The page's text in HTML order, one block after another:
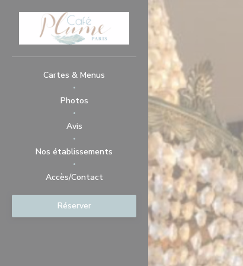
Personnalisation de vos choix en matière de cookies
Cartes & Menus
Photos
Avis
Nos établissements
Accès/Contact
Réserver